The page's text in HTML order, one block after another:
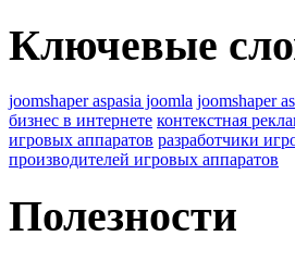
Ключевые
joomshaper aspasia joomla joomshaper
бизнес в интернете контекстная
игровых аппаратов разработчики
производителей игровых аппаратов
Полезности